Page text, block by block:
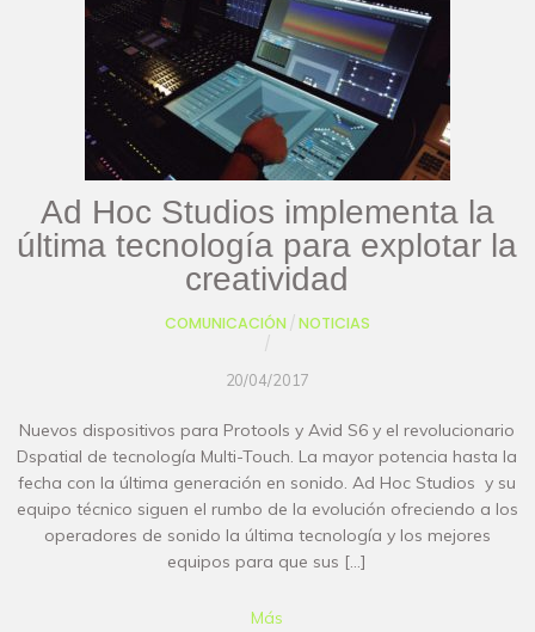
Ad Hoc Studios implementa la
última tecnología para explotar la
creatividad
COMUNICACIÓN /NOTICIAS
/
20/04/2017
Nuevos dispositivos para Protools y Avid S6 y el revolucionario
Dspatial de tecnología Multi-Touch. La mayor potencia hasta la
fecha con la última generación en sonido. Ad Hoc Studios y su
equipo técnico siguen el rumbo de la evolución ofreciendo a los
operadores de sonido la última tecnología y los mejores
equipos para que sus […]
Más